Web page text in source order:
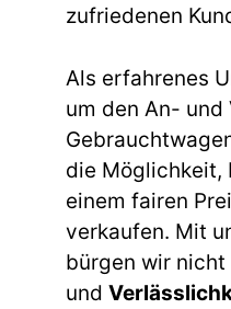
zufriedenen
Als erfahrenes
um den An- und
die Möglichkeit,
einem fairen
verkaufen. Mit
bürgen wir nicht
und